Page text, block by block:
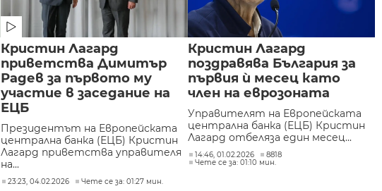
Кристин Лагард
приветства Димитър
Радев за първото му
участие в заседание на
ЕЦБ
Президентът на Европейската
централна банка (ЕЦБ) Кристин
Лагард приветства управителя
на...
23:23, 04.02.2026 Чете се за: 01:27 мин.
Кристин Лагард
поздравява България за
първия ѝ месец като
член на еврозоната
Управителят на Европейската
централна банка (ЕЦБ) Кристин
Лагард отбеляза един месец...
14:46, 01.02.2026
8818
Чете се за: 01:10 мин.